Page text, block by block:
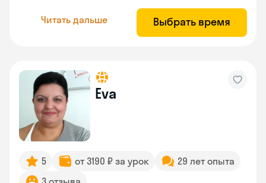
Читать дальше Выбрать время
Eva
5 от 3190 ₽ за урок
29 лет опыта